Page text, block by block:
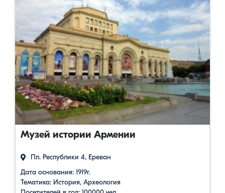
Музей истории Армении
Пл. Республики 4, Ереван
Дата основания: 1919г.
Тематика: История, Археология